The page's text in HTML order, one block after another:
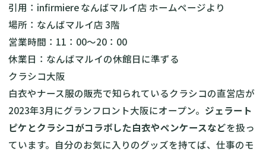
引用： infirmiere なんばマルイ店 ホームページより
場所：なんばマルイ店 3階
営業時間：11：00～20：00
休業日：なんばマルイの休館日に準ずる
クラシコ大阪
白衣やナース服の販売で知られているクラシコの直営店が
2023年3月にグランフロント大阪にオープン。 ジェラート
ピケとクラシコがコラボした白衣やペンケースなどを扱っ
ています。自分のお気に入りのグッズを持てば、仕事のモ